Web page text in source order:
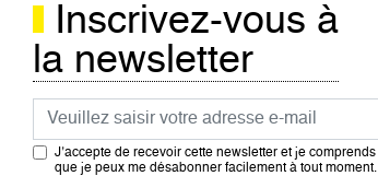
Inscrivez-vous à
la newsletter
Courriel
J’accepte de recevoir cette newsletter et je comprends
que je peux me désabonner facilement à tout moment.